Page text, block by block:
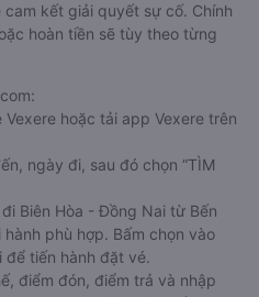
cam kết giải quyết sự cố. Chính
hoàn tiền sẽ tùy theo từng
hoặc tải app Vexere trên
ngày đi, sau đó chọn “TÌM
Biên Hòa - Đồng Nai từ Bến
phù hợp. Bấm chọn vào
tiến hành đặt vé.
điểm đón, điểm trả và nhập